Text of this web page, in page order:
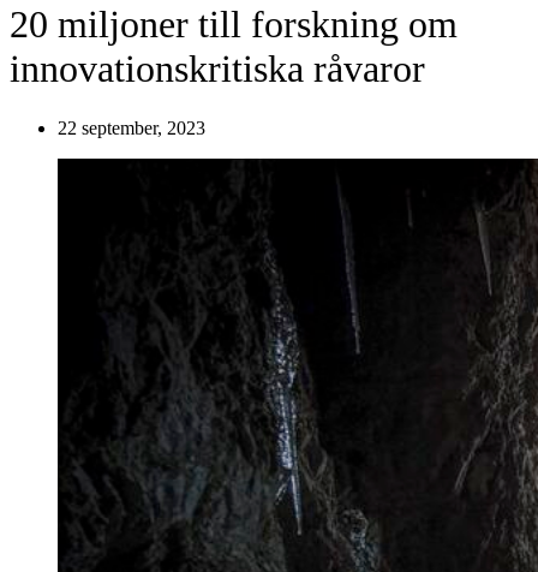
20 miljoner till forskning om
innovationskritiska råvaror
22 september, 2023